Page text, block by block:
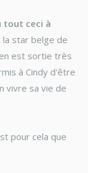
tout ceci à
star belge de
est sortie très
à Cindy d'être
vivre sa vie de
pour cela que